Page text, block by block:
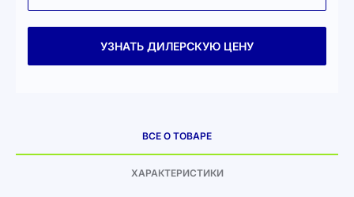
УЗНАТЬ ДИЛЕРСКУЮ ЦЕНУ
ВСЕ О ТОВАРЕ
ХАРАКТЕРИСТИКИ